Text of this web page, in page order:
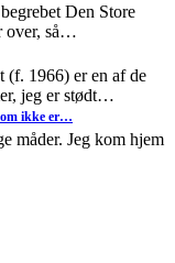
Den Store
over, så…
(f. 1966) er en af de
jeg er stødt…
ikke er…
måder. Jeg kom hjem